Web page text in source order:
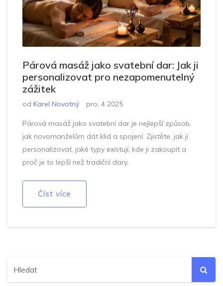
Párová masáž jako svatební dar: Jak ji
personalizovat pro nezapomenutelný
zážitek
od Karel Novotný pro, 4 2025
Párová masáž jako svatební dar je nejlepší způsob,
jak novomanželům dát klid a spojení. Zjistěte, jak ji
personalizovat, jaké typy existují, kde ji zakoupit a
proč je to lepší než tradiční dary.
Číst více